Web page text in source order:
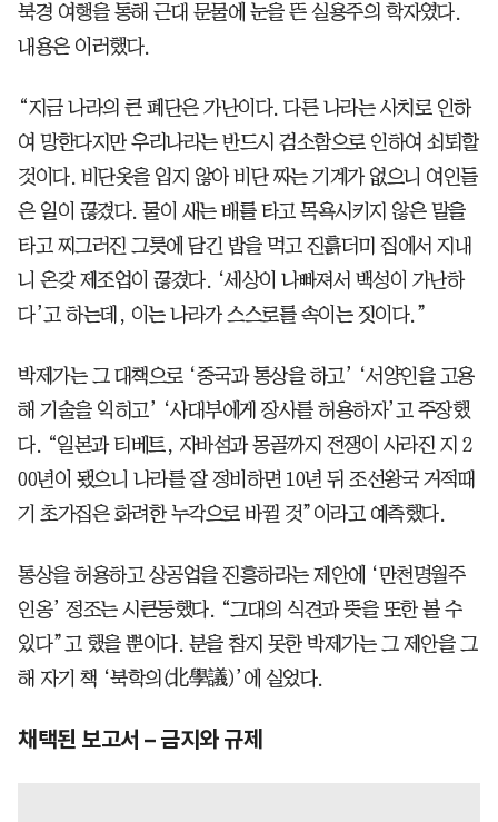
북경 여행을 통해 근대 문물에 눈을 뜬 실용주의 학자였다.
내용은 이러했다.
“지금 나라의 큰 폐단은 가난이다. 다른 나라는 사치로 인하
여 망한다지만 우리나라는 반드시 검소함으로 인하여 쇠퇴할
것이다. 비단옷을 입지 않아 비단 짜는 기계가 없으니 여인들
은 일이 끊겼다. 물이 새는 배를 타고 목욕시키지 않은 말을
타고 찌그러진 그릇에 담긴 밥을 먹고 진흙더미 집에서 지내
니 온갖 제조업이 끊겼다. ‘세상이 나빠져서 백성이 가난하
다’고 하는데, 이는 나라가 스스로를 속이는 짓이다.”
박제가는 그 대책으로 ‘중국과 통상을 하고’ ‘서양인을 고용
해 기술을 익히고’ ‘사대부에게 장사를 허용하자’고 주장했
다. “일본과 티베트, 자바섬과 몽골까지 전쟁이 사라진 지 2
00년이 됐으니 나라를 잘 정비하면 10년 뒤 조선왕국 거적때
기 초가집은 화려한 누각으로 바뀔 것”이라고 예측했다.
통상을 허용하고 상공업을 진흥하라는 제안에 ‘만천명월주
인옹’ 정조는 시큰둥했다. “그대의 식견과 뜻을 또한 볼 수
있다”고 했을 뿐이다. 분을 참지 못한 박제가는 그 제안을 그
해 자기 책 ‘북학의(北學議)’에 실었다.
채택된 보고서 – 금지와 규제